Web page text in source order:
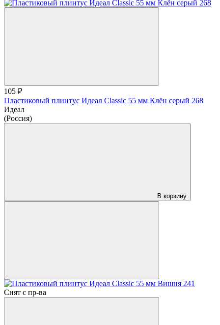
105 ₽
Пластиковый плинтус Идеал Classic 55 мм Клён серый 268
Идеал
(Россия)
В корзину
Снят с пр-ва